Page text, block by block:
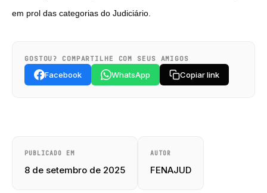
em prol das categorias do Judiciário.
GOSTOU? COMPARTILHE COM SEUS AMIGOS
Facebook WhatsApp Copiar link
PUBLICADO EM
8 de setembro de 2025
AUTOR
FENAJUD